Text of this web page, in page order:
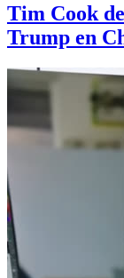
Tim Cook
Trump en